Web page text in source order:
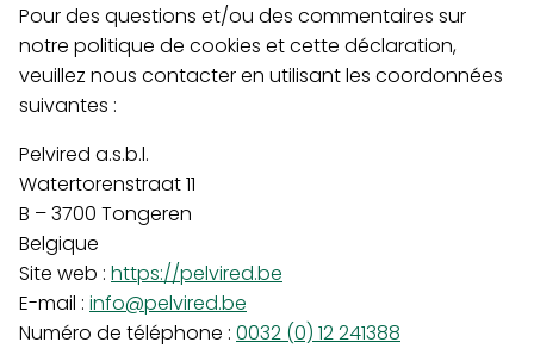
Pour des questions et/ou des commentaires sur
notre politique de cookies et cette déclaration,
veuillez nous contacter en utilisant les coordonnées
suivantes :
Pelvired a.s.b.l.
Watertorenstraat 11
B – 3700 Tongeren
Belgique
Site web : https://pelvired.be
E-mail : info@pelvired.be
Numéro de téléphone : 0032 (0) 12 241388